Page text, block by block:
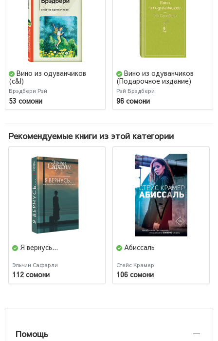
Вино из одуванчиков
(c&l)
Брэдбери Рэй
53 сомони
Вино из одуванчиков
(Подарочное издание)
Рэй Брэдбери
96 сомони
Рекомендуемые книги из этой категории
Я вернусь...
Эльчин Сафарли
112 сомони
Абиссаль
Стейс Крамер
106 сомони
Помощь